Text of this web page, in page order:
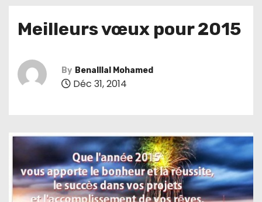
Meilleurs vœux pour 2015
By Benalllal Mohamed
Déc 31, 2014